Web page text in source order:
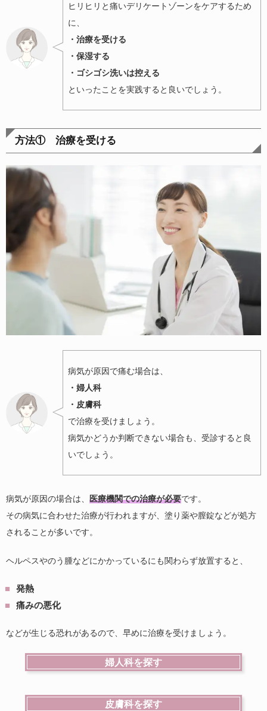
ヒリヒリと痛いデリケートゾーンをケアするため
に、
・治療を受ける
・保湿する
・ゴシゴシ洗いは控える
といったことを実践すると良いでしょう。
方法① 治療を受ける
病気が原因で痛む場合は、
・婦人科
・皮膚科
で治療を受けましょう。
病気かどうか判断できない場合も、受診すると良
いでしょう。
病気が原因の場合は、 医療機関での治療が必要です。
その病気に合わせた治療が行われますが、塗り薬や膣錠などが処方
されることが多いです。
ヘルペスやのう腫などにかかっているにも関わらず放置すると、
発熱
痛みの悪化
などが生じる恐れがあるので、早めに治療を受けましょう。
婦人科を探す
皮膚科を探す